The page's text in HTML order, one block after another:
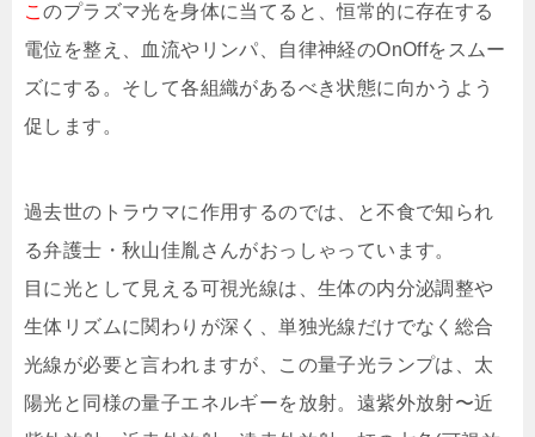
このプラズマ光を身体に当てると、恒常的に存在する
電位を整え、血流やリンパ、自律神経のOnOffをスムー
ズにする。そして各組織があるべき状態に向かうよう
促します。
過去世のトラウマに作用するのでは、と不食で知られ
る弁護士・秋山佳胤さんがおっしゃっています。
目に光として見える可視光線は、生体の内分泌調整や
生体リズムに関わりが深く、単独光線だけでなく総合
光線が必要と言われますが、この量子光ランプは、太
陽光と同様の量子エネルギーを放射。遠紫外放射〜近